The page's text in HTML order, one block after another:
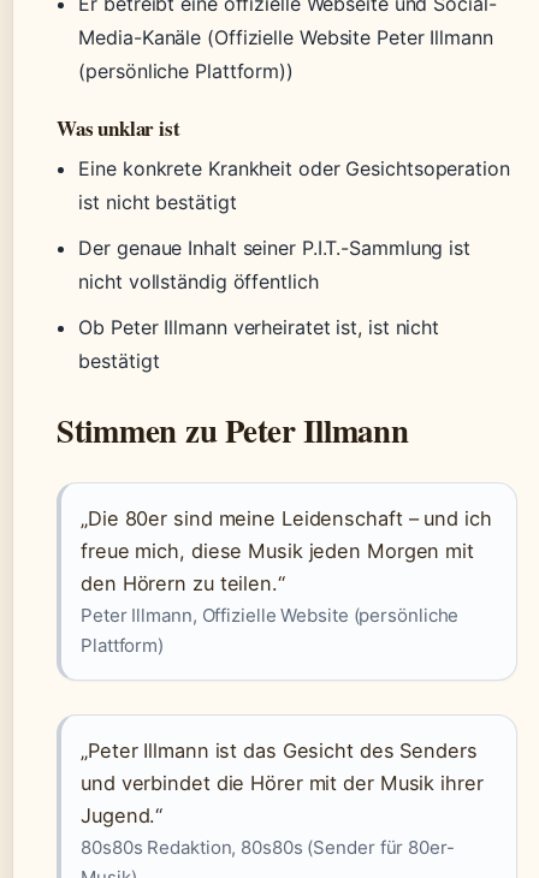
Media-Kanäle (Offizielle Website Peter Illmann
(persönliche Plattform))
Was unklar ist
Eine konkrete Krankheit oder Gesichtsoperation
ist nicht bestätigt
Der genaue Inhalt seiner P.I.T.-Sammlung ist
nicht vollständig öffentlich
Ob Peter Illmann verheiratet ist, ist nicht
bestätigt
Stimmen zu Peter Illmann
„Die 80er sind meine Leidenschaft – und ich
freue mich, diese Musik jeden Morgen mit
den Hörern zu teilen.“
Peter Illmann, Offizielle Website (persönliche
Plattform)
„Peter Illmann ist das Gesicht des Senders
und verbindet die Hörer mit der Musik ihrer
Jugend.“
80s80s Redaktion, 80s80s (Sender für 80er-